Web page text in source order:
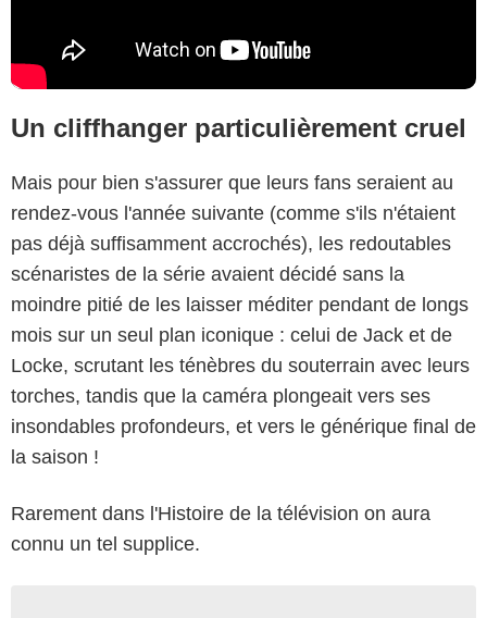
Un cliffhanger particulièrement cruel
Mais pour bien s'assurer que leurs fans seraient au
rendez-vous l'année suivante (comme s'ils n'étaient
pas déjà suffisamment accrochés), les redoutables
scénaristes de la série avaient décidé sans la
moindre pitié de les laisser méditer pendant de longs
mois sur un seul plan iconique : celui de Jack et de
Locke, scrutant les ténèbres du souterrain avec leurs
torches, tandis que la caméra plongeait vers ses
insondables profondeurs, et vers le générique final de
la saison !
Rarement dans l'Histoire de la télévision on aura
connu un tel supplice.